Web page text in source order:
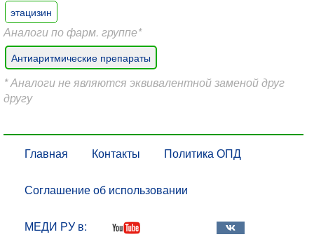
этацизин
Аналоги по фарм. группе*
Антиаритмические препараты
* Аналоги не являются эквивалентной заменой друг
другу
Главная Контакты Политика ОПД
Соглашение об использовании
МЕДИ РУ в: